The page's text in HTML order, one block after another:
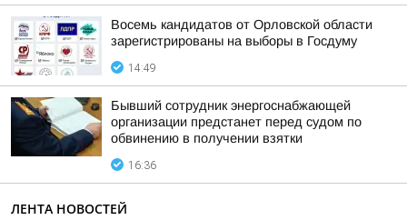
Восемь кандидатов от Орловской области
зарегистрированы на выборы в Госдуму
14:49
Бывший сотрудник энергоснабжающей
организации предстанет перед судом по
обвинению в получении взятки
16:36
ЛЕНТА НОВОСТЕЙ